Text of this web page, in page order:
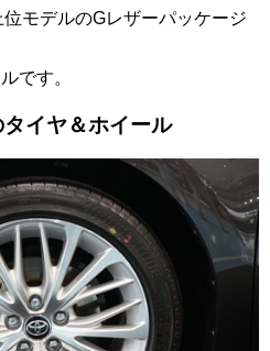
モデルのGレザーパッケージ
です。
イヤ＆ホイール